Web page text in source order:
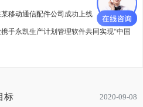
移动通信配件公司成功上线
手永凯生产计划管理软件共同实现“中国
标 2020-09-08